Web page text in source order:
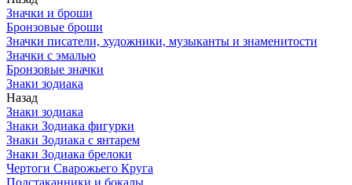
Значки и броши
Бронзовые броши
Значки писатели, художники, музыканты и знаменитости
Значки с эмалью
Бронзовые значки
Знаки зодиака
Назад
Знаки зодиака
Знаки Зодиака фигурки
Знаки Зодиака с янтарем
Знаки Зодиака брелоки
Чертоги Сварожьего Круга
Подстаканники и бокалы